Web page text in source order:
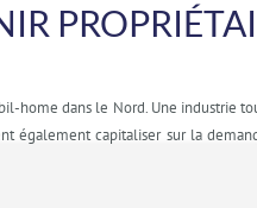
home dans le Nord. Une industrie
également capitaliser sur la
dans un bon quartier, cela ne